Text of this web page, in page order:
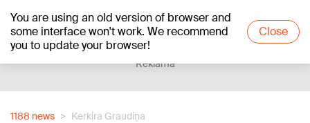
You are using an old version of browser and
some interface won't work. We recommend
you to update your browser!
Close
+26°C
Reklāma
1188 news Kerkira Graudiņa